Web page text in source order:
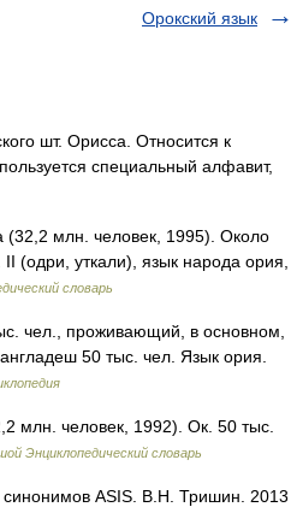
Орокский язык
шт. Орисса. Относится к
специальный алфавит,
млн. человек, 1995). Около
(одри, уткали), язык народа ория,
словарь
чел., проживающий, в основном,
50 тыс. чел. Язык ория.
млн. человек, 1992). Ок. 50 тыс.
Энциклопедический словарь
ASIS. В.Н. Тришин. 2013